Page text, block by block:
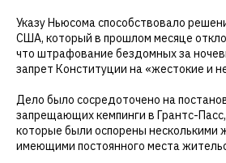
Указу Ньюсома способствовало
США, который в прошлом месяце
что штрафование бездомных за
запрет Конституции на «жестокие и
Дело было сосредоточено на
запрещающих кемпинги в Грантс-
которые были оспорены несколькими
имеющими постоянного места